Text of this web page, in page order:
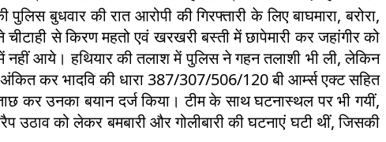
बुधवार की रात आरोपी की गिरफ्तारी के लिए बाघमारा, बरोरा,
चीटाही से किरण महतो एवं खरखरी बस्ती में छापेमारी कर जहांगीर को
नहीं आये। हथियार की तलाश में पुलिस ने गहन तलाशी भी ली, लेकिन
कर भादवि की धारा 387/307/506/120 बी आर्म्स एक्ट सहित
कर उनका बयान दर्ज किया। टीम के साथ घटनास्थल पर भी गयीं,
उठाव को लेकर बमबारी और गोलीबारी की घटनाएं घटी थीं, जिसकी